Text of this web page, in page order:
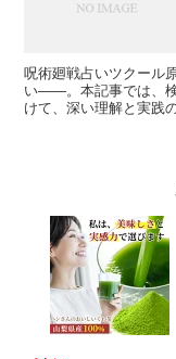
呪術廻戦占いツクール
い――。本記事では、
けて、深い理解と実践